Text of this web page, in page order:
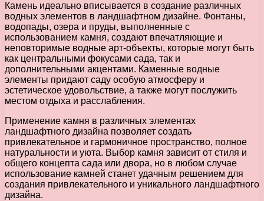
Камень идеально вписывается в создание различных
водных элементов в ландшафтном дизайне. Фонтаны,
водопады, озера и пруды, выполненные с
использованием камня, создают впечатляющие и
неповторимые водные арт-объекты, которые могут быть
как центральными фокусами сада, так и
дополнительными акцентами. Каменные водные
элементы придают саду особую атмосферу и
эстетическое удовольствие, а также могут послужить
местом отдыха и расслабления.
Применение камня в различных элементах
ландшафтного дизайна позволяет создать
привлекательное и гармоничное пространство, полное
натуральности и уюта. Выбор камня зависит от стиля и
общего концепта сада или двора, но в любом случае
использование камней станет удачным решением для
создания привлекательного и уникального ландшафтного
дизайна.